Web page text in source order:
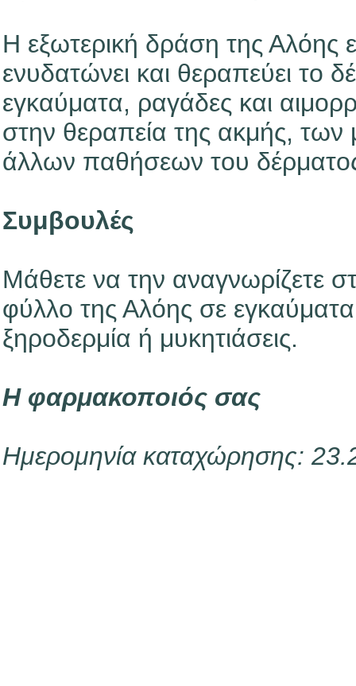
Η εξωτερική δράση της Αλόης
ενυδατώνει και θεραπεύει το
εγκαύματα, ραγάδες και
στην θεραπεία της ακμής, των
άλλων παθήσεων του
Συμβουλές
Μάθετε να την αναγνωρίζετε
φύλλο της Αλόης σε
ξηροδερμία ή μυκητιάσεις.
Η φαρμακοποιός σας
Ημερομηνία καταχώρησης: